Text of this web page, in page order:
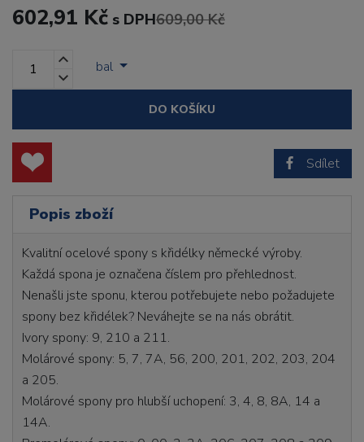
602,91 Kč s DPH609,00 Kč
bal
DO KOŠÍKU
Sdílet
Popis zboží
Kvalitní ocelové spony s křidélky německé výroby.
Každá spona je označena číslem pro přehlednost.
Nenašli jste sponu, kterou potřebujete nebo požadujete
spony bez křidélek? Neváhejte se na nás obrátit.
Ivory spony: 9, 210 a 211.
Molárové spony: 5, 7, 7A, 56, 200, 201, 202, 203, 204
a 205.
Molárové spony pro hlubší uchopení: 3, 4, 8, 8A, 14 a
14A.